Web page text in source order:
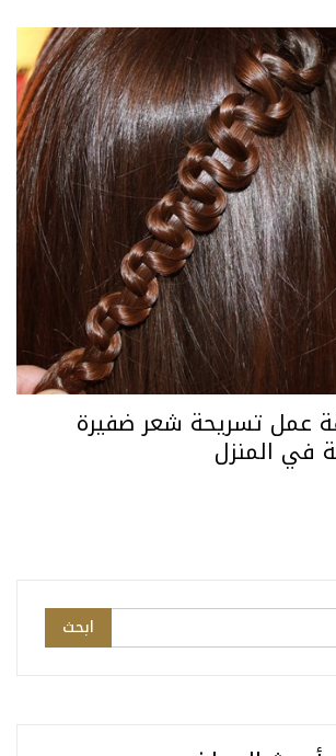
عمل تسريحة شعر ضفيرة
في المنزل